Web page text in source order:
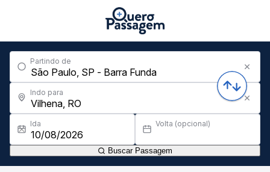
Partindo de
Indo para
Ida Volta (opcional)
Buscar Passagem